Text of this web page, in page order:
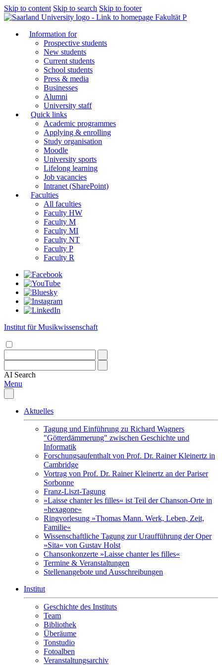
Skip to content Skip to search Skip to footer
Fakultät P
Information for
Prospective students
New students
Current students
School students
Press & media
Businesses
Alumni
University staff
Quick links
Academic programmes
Applying & enrolling
Study organisation
Moodle
University sports
Lifelong learning
Job vacancies
Intranet (SharePoint)
Faculties
All faculties
Faculty HW
Faculty M
Faculty MI
Faculty NT
Faculty P
Faculty R
Institut für Musikwissenschaft
AI Search
Menu
Aktuelles
Tagung und Einführung zu Richard Wagners
"Götterdämmerung" zwischen Geschichte und
Informatik
Forschungsaufenthalt von Prof. Dr. Rainer Kleinertz in
Cambridge
Vortrag von Prof. Dr. Rainer Kleinertz an der Pariser
Sorbonne
Franz-Liszt-Tagung
»Laisse chanter les filles« ist Teil der Chanson-Orte in
»hexagone«
Ringvorlesung »Thomas Mann. Werk, Leben, Zeit,
Familie«
Wissenschaftliche Tagung zur Uraufführung der Oper
»Sita« von Gustav Holst
Chansonkonzerte »Laisse chanter les filles«
Termine & Veranstaltungen
Stellenangebote und Ausschreibungen
Institut
Geschichte des Instituts
Team
Bibliothek
Überäume
Tonstudio
Fotoalben
Veranstaltungsarchiv